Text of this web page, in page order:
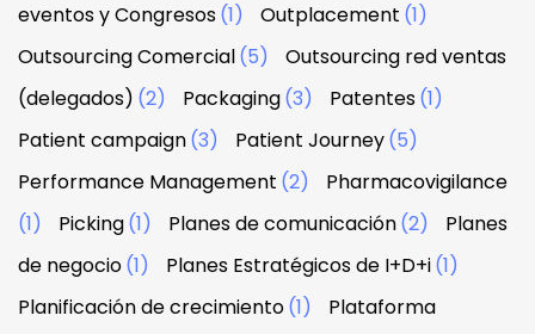
eventos y Congresos(1) Outplacement (1)
Outsourcing Comercial(5)
Outsourcing red ventas
(delegados) (2) Packaging(3) Patentes(1)
Patient campaign(3) Patient Journey(5)
Performance Management (2)
Pharmacovigilance
(1)
Picking(1) Planes de comunicación(2)
Planes
de negocio(1) Planes Estratégicos de I+D+i(1)
Planificación de crecimiento(1)
Plataforma